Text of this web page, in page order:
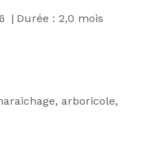
| Durée : 2,0 mois
arboricole,